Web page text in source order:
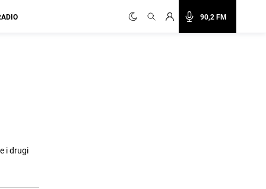
90,2 FM
i drugi